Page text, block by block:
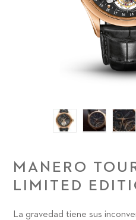
MANERO
LIMITED
La gravedad tiene sus